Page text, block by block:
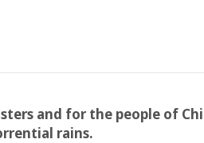
and for the people of
rains.